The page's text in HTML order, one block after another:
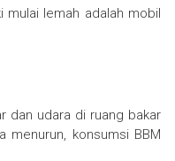
mulai lemah adalah mobil
dan udara di ruang bakar
konsumsi BBM